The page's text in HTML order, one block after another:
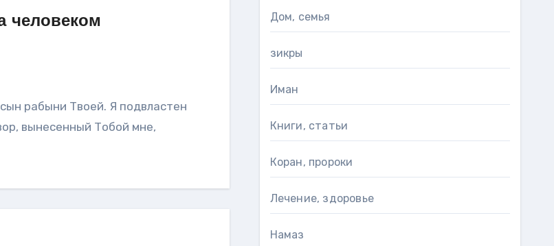
человеком
вынесенный Тобой мне,
Дом, семья
зикры
Иман
Книги, статьи
Коран, пророки
Лечение, здоровье
Намаз